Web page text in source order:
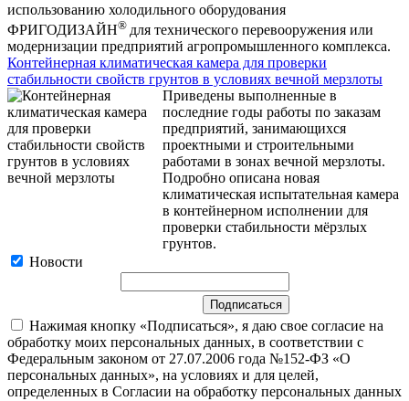
использованию холодильного оборудования
ФРИГОДИЗАЙН® для технического перевооружения или
модернизации предприятий агропромышленного комплекса.
Контейнерная климатическая камера для проверки
стабильности свойств грунтов в условиях вечной мерзлоты
Приведены выполненные в
последние годы работы по заказам
предприятий, занимающихся
проектными и строительными
работами в зонах вечной мерзлоты.
Подробно описана новая
климатическая испытательная камера
в контейнерном исполнении для
проверки стабильности мёрзлых
грунтов.
Новости
Нажимая кнопку «Подписаться», я даю свое согласие на
обработку моих персональных данных, в соответствии с
Федеральным законом от 27.07.2006 года №152-ФЗ «О
персональных данных», на условиях и для целей,
определенных в Согласии на обработку персональных данных